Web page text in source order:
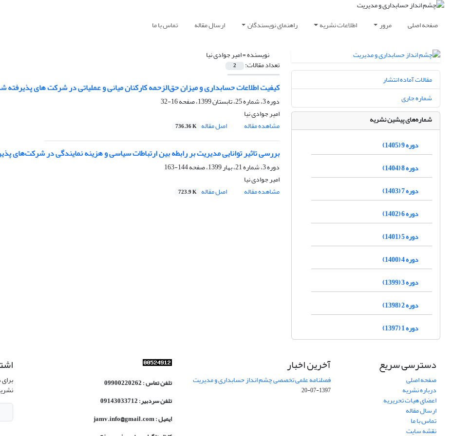
صفحه اصلی مرور اطلاعات نشریه راهنمای نویسندگان ارسال مقاله تماس با ما
نویسنده =امیر جوادی نیا
تعداد مقالات: 2
کیفیت اطلاعات حسابداری و میزان حق‌الزحمه کارکنان میانی و عملیاتی در شرکت های پذیرفته
دوره 3، شماره 25، تابستان 1399، صفحه
16-32
امیر جوادی نیا
مشاهده مقاله
اصل مقاله 736.36 K
بررسی تاثیر توانایی مدیریت بر رابطه بین ارتباطات سیاسی و هزینه نمایندگی در شرکت‌های
دوره 3، شماره 21، بهار 1399، صفحه
144-163
امیر جوادی نیا
مشاهده مقاله
اصل مقاله 723.9 K
مقالات آماده انتشار
شماره جاری
شماره‌های پیشین نشریه
دوره 9 (1405)
دوره 8 (1404)
دوره 7 (1403)
دوره 6 (1402)
دوره 5 (1401)
دوره 4 (1400)
دوره 3 (1399)
دوره 2 (1398)
دوره 1 (1397)
دسترسی سریع
صفحه اصلی
درباره نشریه
اعضای هیات تحریریه
ارسال مقاله
تماس با ما
نقشه سایت
آخرین اخبار
فصلنامه علمی تخصصی چشم انداز حسابداری و مدیریت
1397-07-20
تلفن تماس : 09900220262
تلفن سردبیر: 09143033712
ایمیل : jamv.info@gmail.com